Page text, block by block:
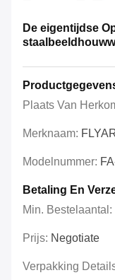
De eigentijdse
Plaats Van
Merknaam:
Modelnummer:
Betaling En
Min. Bestelaantal:
Prijs: Negotiate
Verpakking